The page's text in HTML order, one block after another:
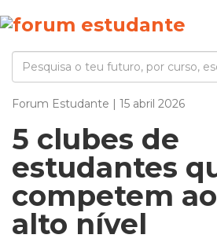
Forum Estudante | 15 abril 2026
5 clubes de
estudantes
competem
alto nível